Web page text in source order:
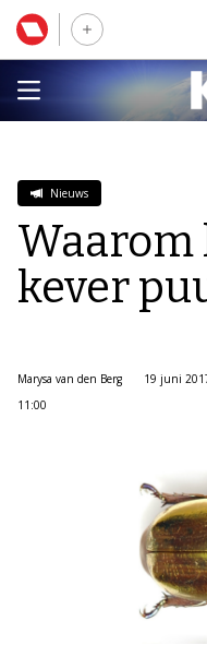
Nieuws
Waarom
kever
Marysa van den Berg
19 juni
11:00